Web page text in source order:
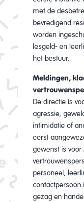
met de
bevredigend
worden
lesgeld- en
het bestuur.
Meldingen,
De directie is
agressie,
intimidatie of
eerst
gewenst is
personeel,
contactpersoon
gezag en